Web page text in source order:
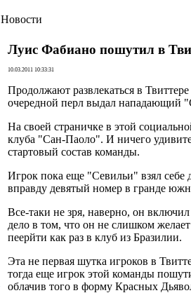
Новости
Луис Фабиано пошутил в
10.03.2011 10:33:31
Продолжают развлекаться в
очередной перл выдал нападающий
На своей страничке в этой
клуба "Сан-Паоло". И ничего
стартовый состав команды.
Игрок пока еще "Севильи" взял себе
вправду девятый номер в гранде
Все-таки не зря, наверно, он
дело в том, что он не слишком
пеерйти как раз в клуб из Бразилии.
Эта не первая шутка игроков в
тогда еще игрок этой команды
облачив того в форму Красных